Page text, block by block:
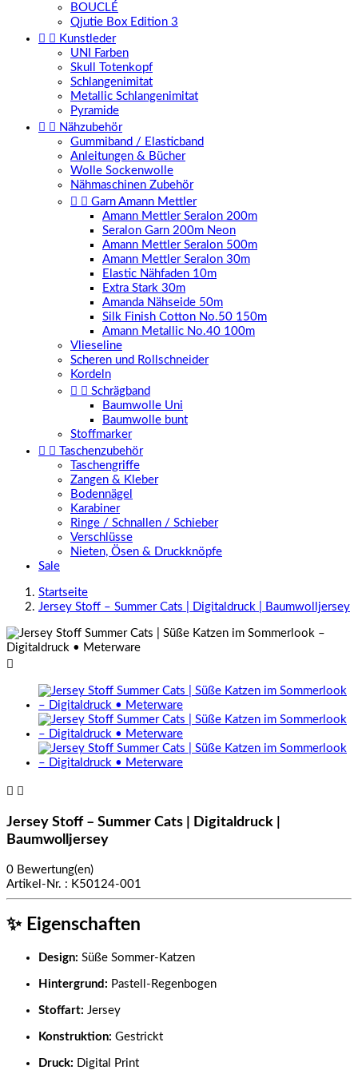
BOUCLÉ
Qjutie Box Edition 3
  Kunstleder
UNI Farben
Skull Totenkopf
Schlangenimitat
Metallic Schlangenimitat
Pyramide
  Nähzubehör
Gummiband / Elasticband
Anleitungen & Bücher
Wolle Sockenwolle
Nähmaschinen Zubehör
  Garn Amann Mettler
Amann Mettler Seralon 200m
Seralon Garn 200m Neon
Amann Mettler Seralon 500m
Amann Mettler Seralon 30m
Elastic Nähfaden 10m
Extra Stark 30m
Amanda Nähseide 50m
Silk Finish Cotton No.50 150m
Amann Metallic No.40 100m
Vlieseline
Scheren und Rollschneider
Kordeln
  Schrägband
Baumwolle Uni
Baumwolle bunt
Stoffmarker
 
Taschenzubehör
Taschengriffe
Zangen & Kleber
Bodennägel
Karabiner
Ringe / Schnallen / Schieber
Verschlüsse
Nieten, Ösen & Druckknöpfe
Sale
Startseite
Jersey Stoff – Summer Cats | Digitaldruck | Baumwolljersey

 
Jersey Stoff – Summer Cats | Digitaldruck |
Baumwolljersey
0 Bewertung(en)
Artikel-Nr. : K50124-001
✨ Eigenschaften
Design: Süße Sommer-Katzen
Hintergrund: Pastell-Regenbogen
Stoffart: Jersey
Konstruktion: Gestrickt
Druck: Digital Print